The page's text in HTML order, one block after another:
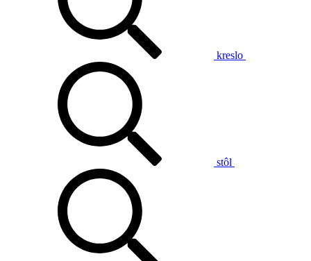
kreslo
stôl